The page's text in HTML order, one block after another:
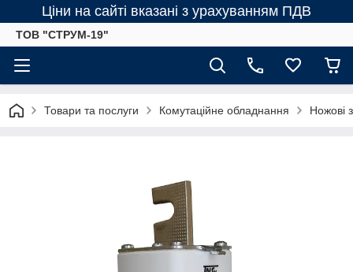
Ціни на сайті вказані з урахуванням ПДВ
ТОВ "СТРУМ-19"
Товари та послуги Комутаційне обладнання Ножові